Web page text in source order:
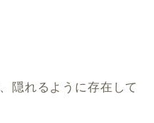
隠れるように存在して